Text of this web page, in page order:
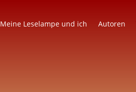
Meine Leselampe und ich Autoren